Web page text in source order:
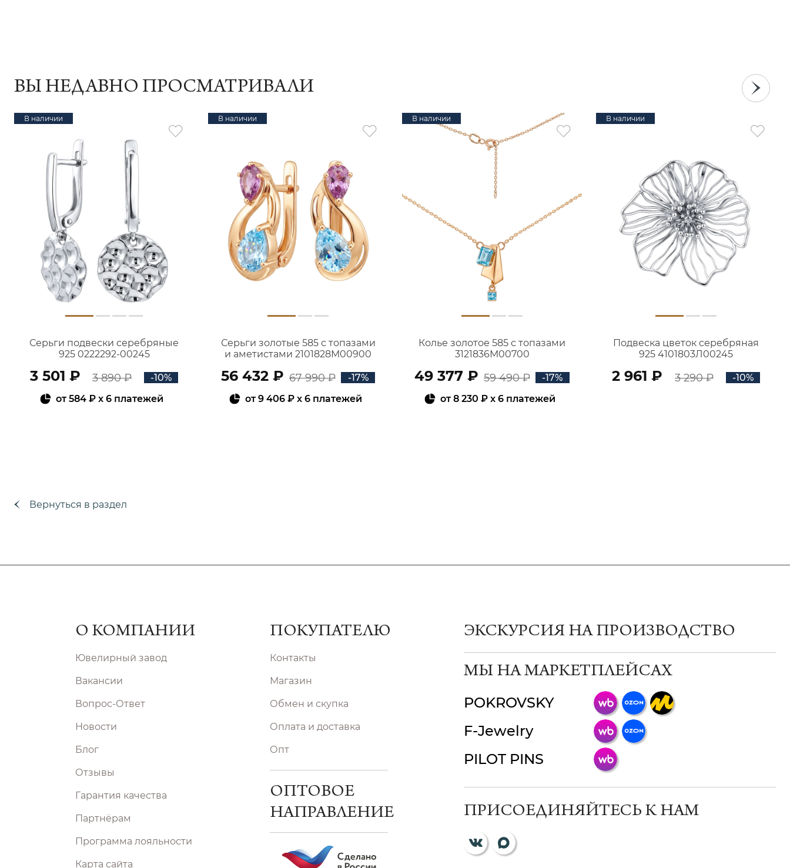
ВЫ НЕДАВНО ПРОСМАТРИВАЛИ
В наличии
Серьги подвески серебряные
925 0222292-00245
3 501 ₽ 3 890 ₽
-10%
от584 ₽ x 6 платежей
В наличии
Серьги золотые 585 с топазами
и аметистами 2101828М00900
56 432 ₽ 67 990 ₽
-17%
от9 406 ₽ x 6 платежей
В наличии
Колье золотое 585 с топазами
3121836М00700
49 377 ₽ 59 490 ₽
-17%
от8 230 ₽x 6 платежей
В наличии
Подвеска цветок серебряная
925 4101803Л00245
2 961 ₽ 3 290 ₽ -10%
Вернуться в раздел
О КОМПАНИИ
Ювелирный завод
Вакансии
Вопрос-Ответ
Новости
Блог
Отзывы
Гарантия качества
Партнёрам
Программа лояльности
Карта сайта
ПОКУПАТЕЛЮ
Контакты
Магазин
Обмен и скупка
Оплата и доставка
Опт
ОПТОВОЕ
НАПРАВЛЕНИЕ
ЭКСКУРСИЯ НА ПРОИЗВОДСТВО
МЫ НА МАРКЕТПЛЕЙСАХ
POKROVSKY
F-Jewelry
PILOT PINS
ПРИСОЕДИНЯЙТЕСЬ К НАМ
ChatApp
мессенджер!